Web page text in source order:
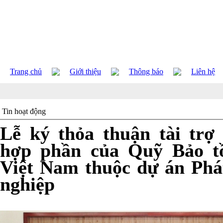
Trang chủ Giới thiệu Thông báo Liên hệ
Tin hoạt động
Lễ ký thỏa thuận tài trợ
hợp phần của Quỹ Bảo
Việt Nam thuộc dự án
nghiệp